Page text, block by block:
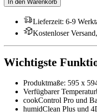
In den Warenkorb
Lieferzeit: 6-9
Kostenloser
Wichtigste
Produktmaße: 595 x
Verfügbarer
cookControl Pro und
humidClean Plus und